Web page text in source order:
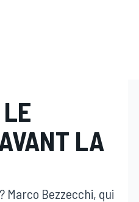
LA
Marco Bezzecchi, qui